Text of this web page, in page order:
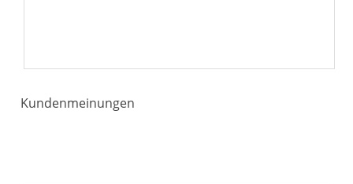
Kundenmeinungen